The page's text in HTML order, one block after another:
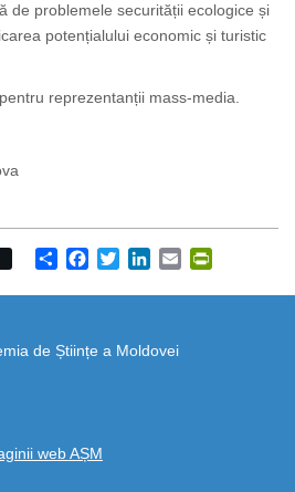
de problemele securității ecologice și
potențialului economic și turistic
reprezentanții mass-media.
ShareFacebook
TwitterLinkedIn
Email
de Științe a Moldovei
web AȘM